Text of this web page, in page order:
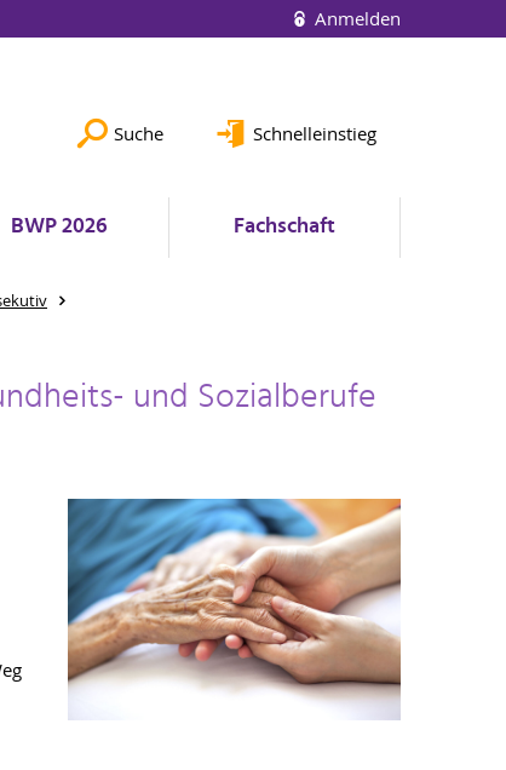
Anmelden
Suche Schnelleinstieg
BWP 2026 Fachschaft
und Sozialberufe